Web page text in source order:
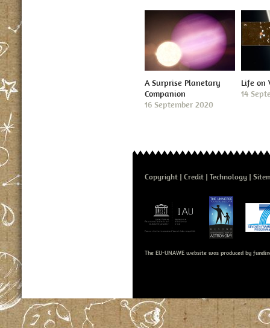
A Surprise Planetary
Companion
16 September 2020
Life on
14
Copyright Credit Technology
The EU-UNAWE website was produced by